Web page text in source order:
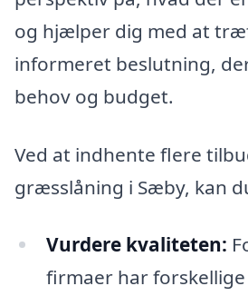
og hjælper dig med at
informeret beslutning,
behov og budget.
Ved at indhente flere
græsslåning i Sæby, kan
Vurdere kvaliteten:
firmaer har